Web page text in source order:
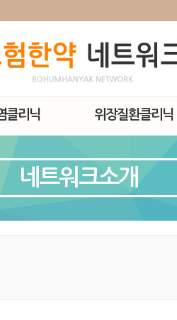
클리닉 위장질환클리닉
네트워크소개